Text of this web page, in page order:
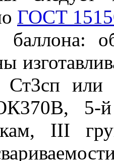
ГОСТ
баллона:
Ст3сп
5-
III